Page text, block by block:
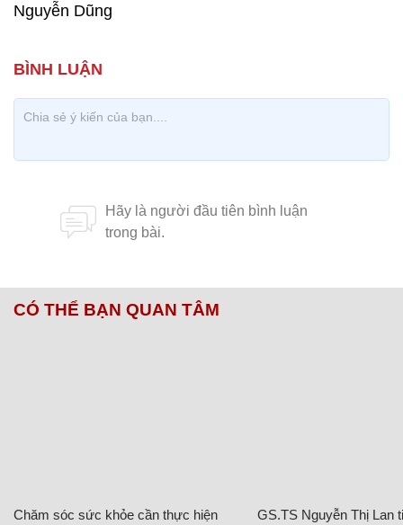
Nguyễn Dũng
CÓ THỂ BẠN QUAN TÂM
Chăm sóc sức khỏe cần thực hiện GS.TS Nguyễn Thị Lan